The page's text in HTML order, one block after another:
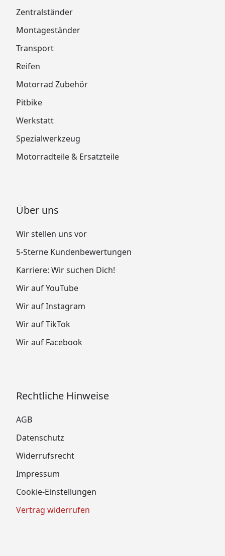
Zentralständer
Montageständer
Transport
Reifen
Motorrad Zubehör
Pitbike
Werkstatt
Spezialwerkzeug
Motorradteile & Ersatzteile
Über uns
Wir stellen uns vor
5-Sterne Kundenbewertungen
Karriere: Wir suchen Dich!
Wir auf YouTube
Wir auf Instagram
Wir auf TikTok
Wir auf Facebook
Rechtliche Hinweise
AGB
Datenschutz
Widerrufsrecht
Impressum
Cookie-Einstellungen
Vertrag widerrufen